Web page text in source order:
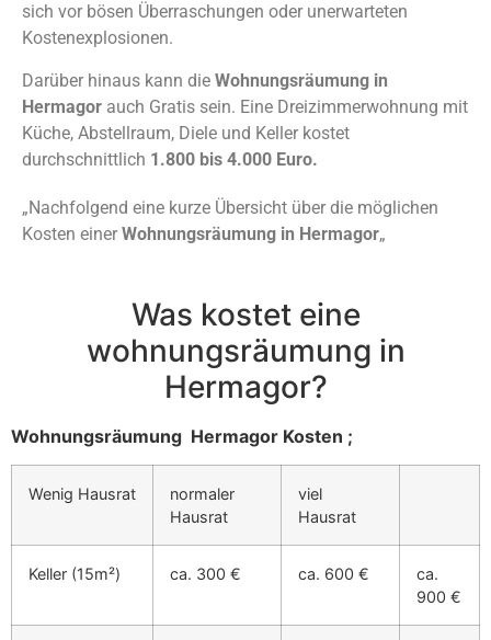
sich vor bösen Überraschungen oder unerwarteten
Kostenexplosionen.
Darüber hinaus kann die Wohnungsräumung in
Hermagor auch Gratis sein. Eine Dreizimmerwohnung mit
Küche, Abstellraum, Diele und Keller kostet
durchschnittlich 1.800 bis 4.000 Euro.
„Nachfolgend eine kurze Übersicht über die möglichen
Kosten einer Wohnungsräumung in Hermagor„
Was kostet eine
wohnungsräumung in
Hermagor?
Wohnungsräumung Hermagor Kosten ;
Wenig Hausrat
normaler
Hausrat
viel
Hausrat
Keller (15m²) ca. 300 € ca. 600 €
ca.
900 €